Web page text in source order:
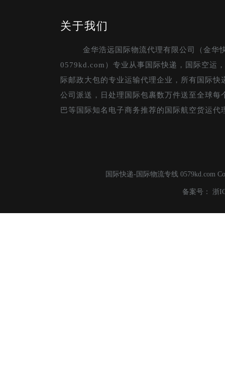
关于我们
金华浩远国际物流代理有限公司（金华
0579kd.com）专业从事国际快递，国际空运
际邮政大包的专业运输代理企业，所有国际快
公司派送，日处理国际包裹数万件送至全球每
巴等国际知名电子商务推荐的国际航空货运代
国际快递-国际物流专线 0579kd.com
备案号： 浙